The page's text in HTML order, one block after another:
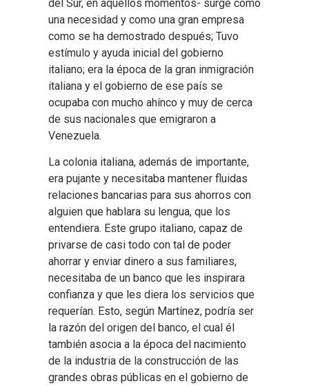
del Sur, en aquellos momentos- surge como
una necesidad y como una gran empresa
como se ha demostrado después; Tuvo
estímulo y ayuda inicial del gobierno
italiano; era la época de la gran inmigración
italiana y el gobierno de ese país se
ocupaba con mucho ahínco y muy de cerca
de sus nacionales que emigraron a
Venezuela.
La colonia italiana, además de importante,
era pujante y necesitaba mantener fluidas
relaciones bancarias para sus ahorros con
alguien que hablara su lengua, que los
entendiera. Este grupo italiano, capaz de
privarse de casi todo con tal de poder
ahorrar y enviar dinero a sus familiares,
necesitaba de un banco que les inspirara
confianza y que les diera los servicios que
requerían. Esto, según Martínez, podría ser
la razón del origen del banco, el cual él
también asocia a la época del nacimiento
de la industria de la construcción de las
grandes obras públicas en el gobierno de